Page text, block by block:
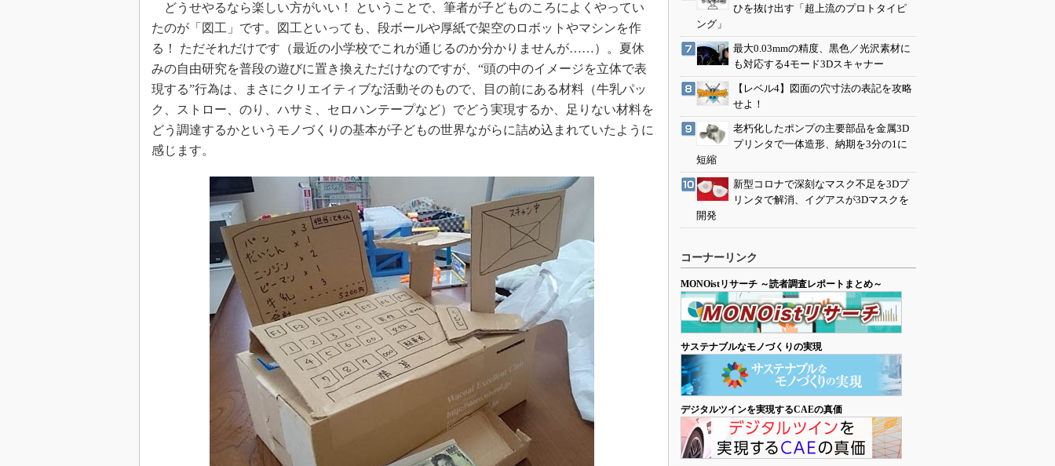
植物工場
知財マネジメント
海外生産
グローバル設計・開発
制御セキュリティ
新型コロナへの対応
どうせやるなら楽しい方がいい！ ということで、筆者が子どものころによくやってい
たのが「図工」です。図工といっても、段ボールや厚紙で架空のロボットやマシンを作
る！ ただそれだけです（最近の小学校でこれが通じるのか分かりませんが……）。夏休
みの自由研究を普段の遊びに置き換えただけなのですが、“頭の中のイメージを立体で表
現する”行為は、まさにクリエイティブな活動そのもので、目の前にある材料（牛乳パッ
ク、ストロー、のり、ハサミ、セロハンテープなど）でどう実現するか、足りない材料を
どう調達するかというモノづくりの基本が子どもの世界ながらに詰め込まれていたように
感じます。
ひを抜け出す「超上流のプロトタイピ
ング」
最大0.03mmの精度、黒色／光沢素材に
も対応する4モード3Dスキャナー
【レベル4】図面の穴寸法の表記を攻略
せよ！
老朽化したポンプの主要部品を金属3D
プリンタで一体造形、納期を3分の1に
短縮
新型コロナで深刻なマスク不足を3Dプ
リンタで解消、イグアスが3Dマスクを
開発
コーナーリンク
MONOistリサーチ ～読者調査レポートまとめ～
サステナブルなモノづくりの実現
デジタルツインを実現するCAEの真価